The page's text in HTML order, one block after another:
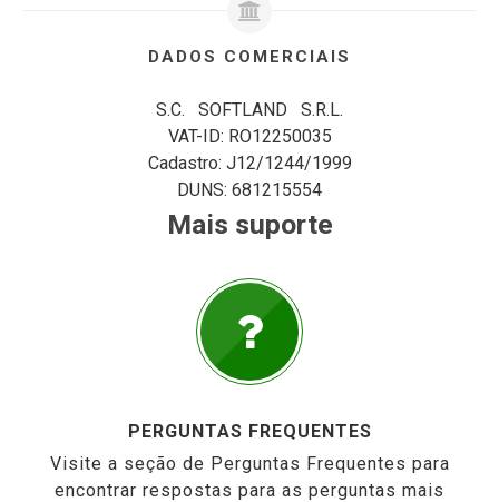
DADOS COMERCIAIS
S.C. SOFTLAND S.R.L.
VAT-ID: RO12250035
Cadastro: J12/1244/1999
DUNS: 681215554
Mais suporte
PERGUNTAS FREQUENTES
Visite a seção de Perguntas Frequentes para
encontrar respostas para as perguntas mais